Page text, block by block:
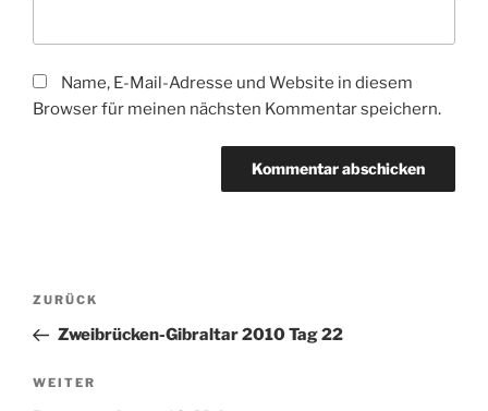
Name, E-Mail-Adresse und Website in diesem
Browser für meinen nächsten Kommentar speichern.
Beitragsnavigation
Vorheriger
Beitrag
ZURÜCK
Zweibrücken-Gibraltar 2010 Tag 22
Nächster
WEITER